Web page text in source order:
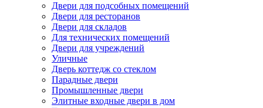
Двери для подсобных помещений
Двери для ресторанов
Двери для складов
Для технических помещений
Двери для учреждений
Уличные
Дверь коттедж со стеклом
Парадные двери
Промышленные двери
Элитные входные двери в дом